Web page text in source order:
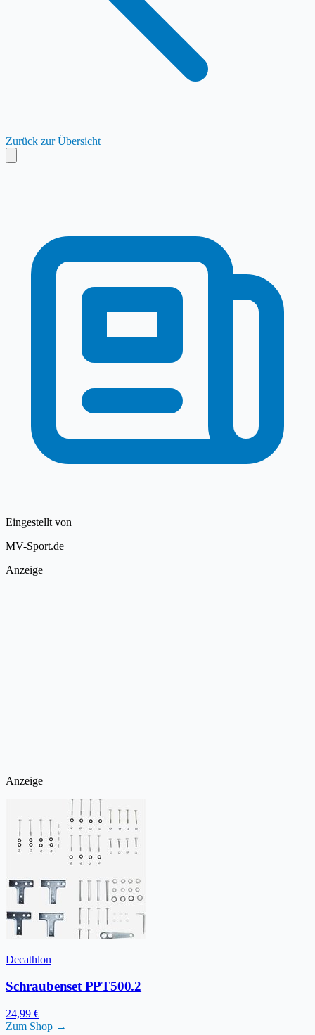
Zurück zur Übersicht
Eingestellt von
MV-Sport.de
Anzeige
Anzeige
Decathlon
Schraubenset PPT500.2
24,99 €
Zum Shop →